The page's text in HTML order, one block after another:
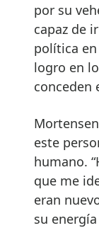
por su
capaz de
política
logro en
conceden
este
humano.
que me
eran
su